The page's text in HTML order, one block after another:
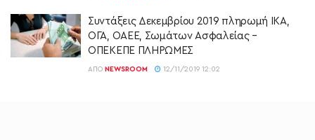
Συντάξεις Δεκεμβρίου 2019 πληρωμή ΙΚΑ,
ΟΓΑ, ΟΑΕΕ, Σωμάτων Ασφαλείας –
ΟΠΕΚΕΠΕ ΠΛΗΡΩΜΕΣ
ΑΠΌ NEWSROOM 12/11/2019 12:02